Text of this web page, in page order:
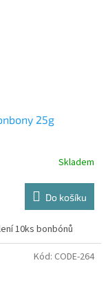
25g
Skladem
Do košíku
10ks bonbónů
Kód: CODE-264